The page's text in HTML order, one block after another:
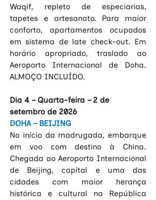
Waqif, repleto de especiarias,
tapetes e artesanato. Para maior
conforto, apartamentos ocupados
em sistema de late check-out. Em
horário apropriado, traslado ao
Aeroporto Internacional de Doha.
ALMOÇO INCLUÍDO.
Dia 4 – Quarta-feira – 2 de
setembro de 2026
DOHA – BEIJING
No início da madrugada, embarque
em voo com destino à
China.
Chegada ao Aeroporto Internacional
de Beijing, capital e uma das
cidades com maior herança
histórica e cultural na República